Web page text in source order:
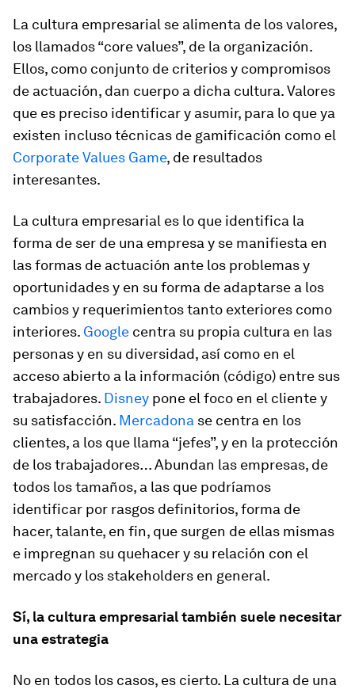
La cultura empresarial se alimenta de los valores,
los llamados “core values”, de la organización.
Ellos, como conjunto de criterios y compromisos
de actuación, dan cuerpo a dicha cultura. Valores
que es preciso identificar y asumir, para lo que ya
existen incluso técnicas de gamificación como el
Corporate Values Game, de resultados
interesantes.
La cultura empresarial es lo que identifica la
forma de ser de una empresa y se manifiesta en
las formas de actuación ante los problemas y
oportunidades y en su forma de adaptarse a los
cambios y requerimientos tanto exteriores como
interiores. Google centra su propia cultura en las
personas y en su diversidad, así como en el
acceso abierto a la información (código) entre sus
trabajadores. Disney pone el foco en el cliente y
su satisfacción. Mercadona se centra en los
clientes, a los que llama “jefes”, y en la protección
de los trabajadores… Abundan las empresas, de
todos los tamaños, a las que podríamos
identificar por rasgos definitorios, forma de
hacer, talante, en fin, que surgen de ellas mismas
e impregnan su quehacer y su relación con el
mercado y los stakeholders en general.
Sí, la cultura empresarial también suele necesitar
una estrategia
No en todos los casos, es cierto. La cultura de una